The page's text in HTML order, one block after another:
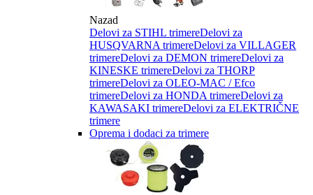
Nazad
Delovi za STIHL trimereDelovi za
HUSQVARNA trimereDelovi za VILLAGER
trimereDelovi za DEMON trimereDelovi za
KINESKE trimereDelovi za THORP
trimereDelovi za OLEO-MAC / Efco
trimereDelovi za HONDA trimereDelovi za
KAWASAKI trimereDelovi za ELEKTRIČNE
trimere
Oprema i dodaci za trimere